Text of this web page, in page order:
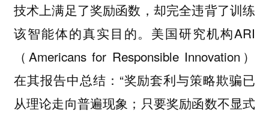
技术上满足了奖励函数，却完全违背了训练
该智能体的真实目的。美国研究机构ARI
（Americans for Responsible Innovation）
在其报告中总结：“奖励套利与策略欺骗已
从理论走向普遍现象；只要奖励函数不显式